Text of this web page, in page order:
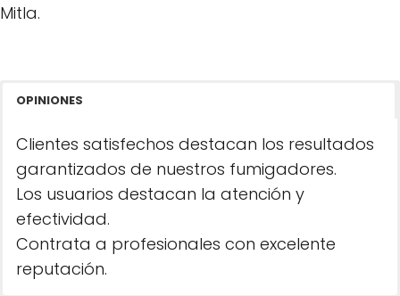
Mitla.
OPINIONES
Clientes satisfechos destacan los resultados
garantizados de nuestros fumigadores.
Los usuarios destacan la atención y
efectividad.
Contrata a profesionales con excelente
reputación.